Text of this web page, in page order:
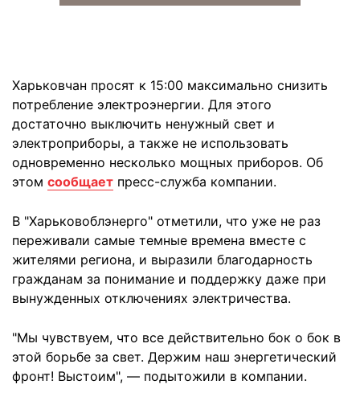
Харьковчан просят к 15:00 максимально снизить
потребление электроэнергии. Для этого
достаточно выключить ненужный свет и
электроприборы, а также не использовать
одновременно несколько мощных приборов. Об
этом сообщает пресс-служба компании.
В "Харьковоблэнерго" отметили, что уже не раз
переживали самые темные времена вместе с
жителями региона, и выразили благодарность
гражданам за понимание и поддержку даже при
вынужденных отключениях электричества.
"Мы чувствуем, что все действительно бок о бок в
этой борьбе за свет. Держим наш энергетический
фронт! Выстоим", — подытожили в компании.